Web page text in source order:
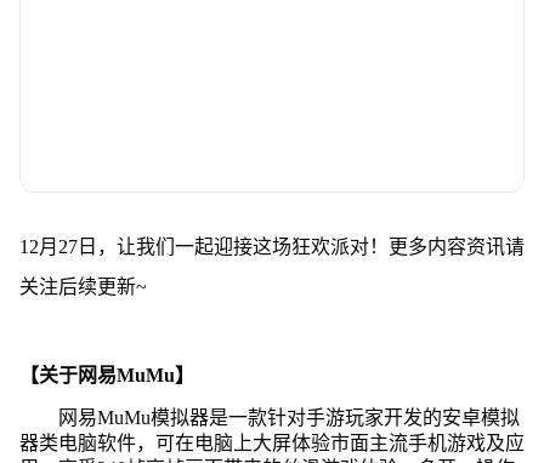
12月27日，让我们一起迎接这场狂欢派对！更多内容资讯请
关注后续更新~
【关于网易MuMu】
网易MuMu模拟器是一款针对手游玩家开发的安卓模拟
器类电脑软件，可在电脑上大屏体验市面主流手机游戏及应